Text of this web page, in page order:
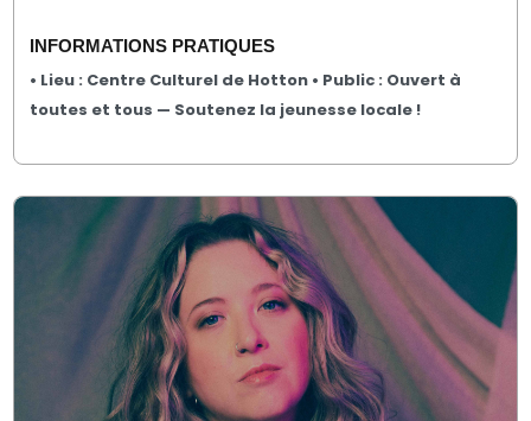
INFORMATIONS PRATIQUES
• Lieu : Centre Culturel de Hotton• Public : Ouvert à
toutes et tous — Soutenez la jeunesse locale !